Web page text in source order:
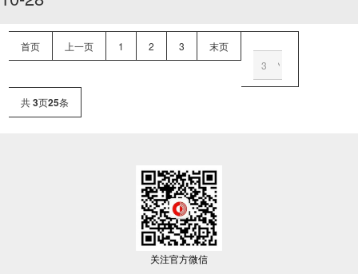
首页 上一页 1 2 3 末页
共3页25条
关注官方微信